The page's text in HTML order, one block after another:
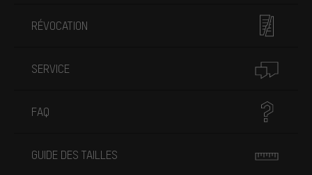
RÉVOCATION
SERVICE
FAQ
GUIDE DES TAILLES